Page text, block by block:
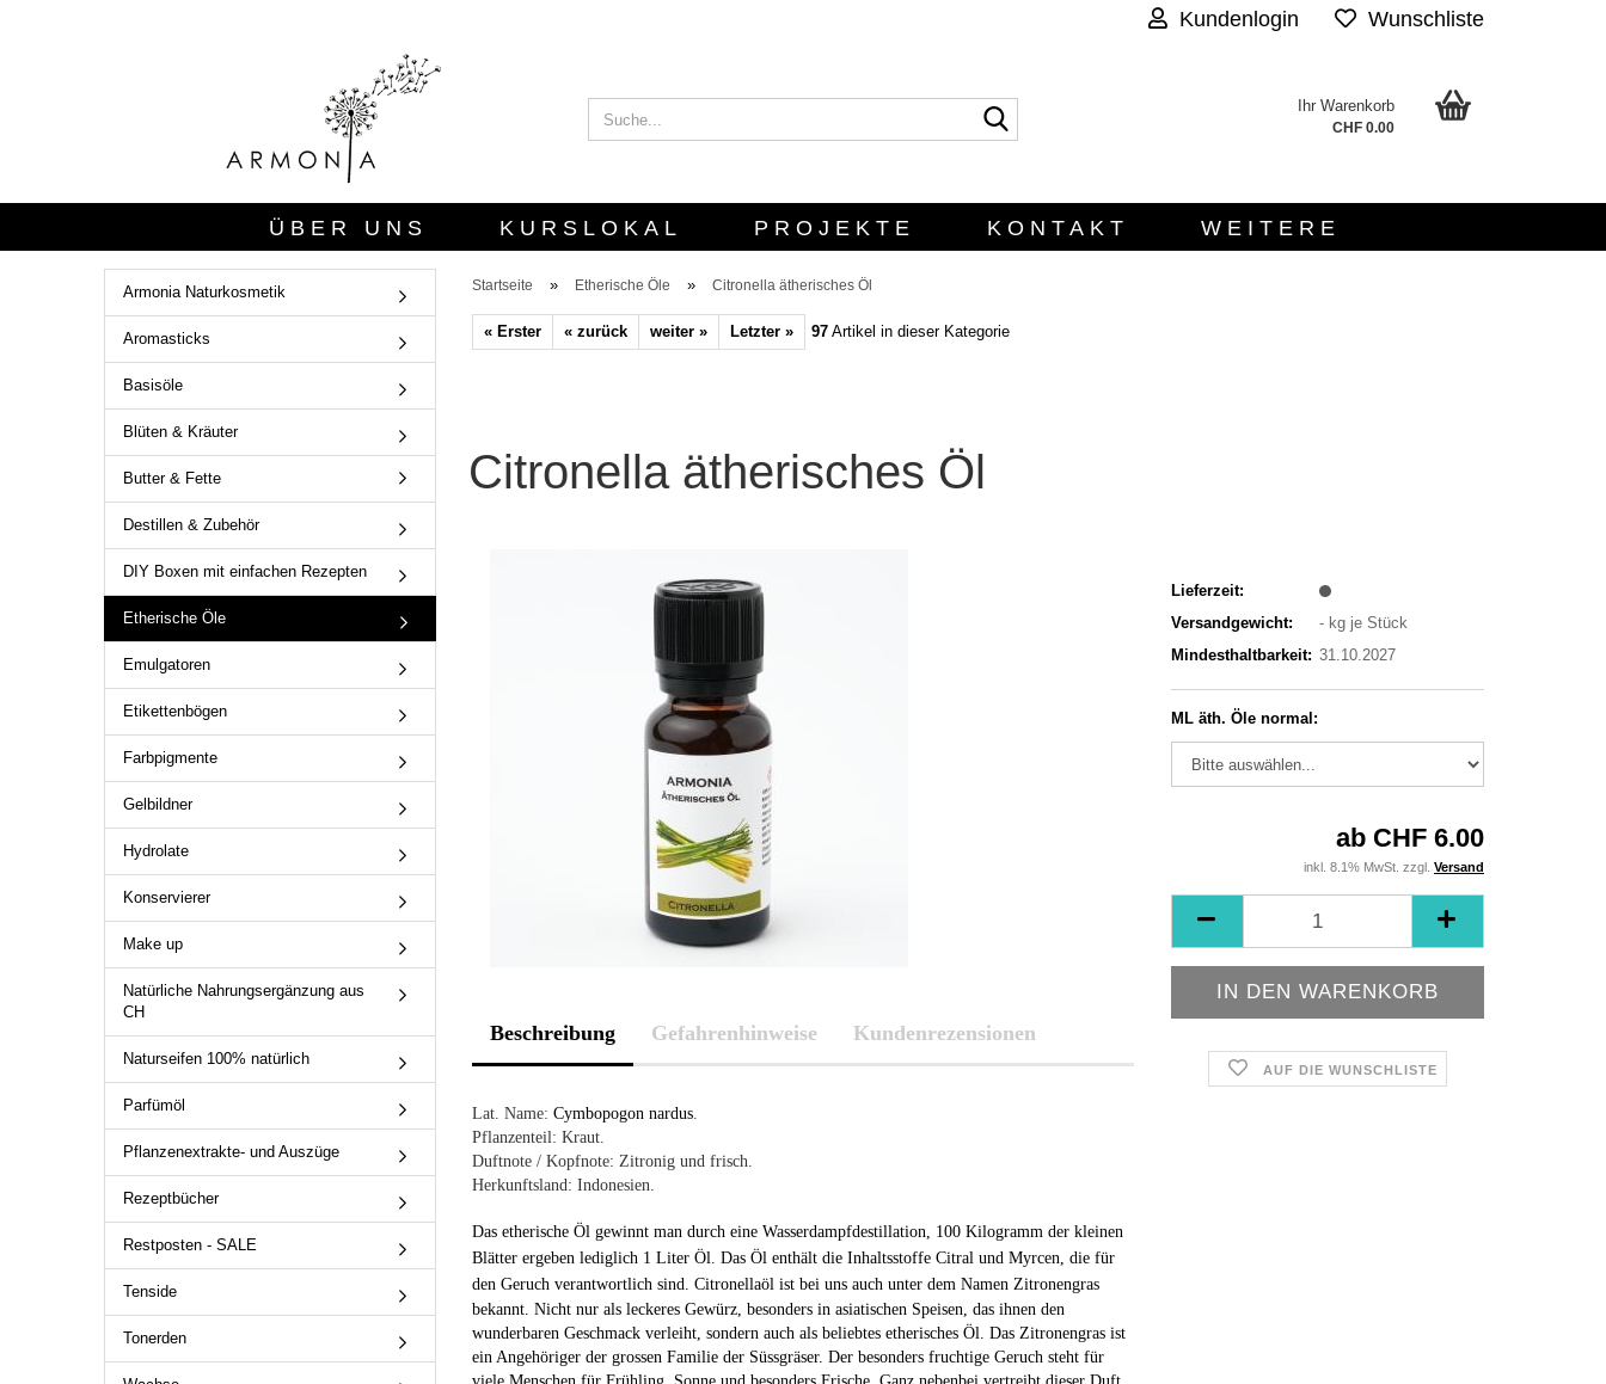
Kundenlogin
E-Mail
Passwort
Wunschliste
Ihr Warenkorb
CHF 0.00
ÜBER UNS KURSLOKAL PROJEKTE KONTAKT WEITERE
Startseite » Etherische Öle » Citronella ätherisches Öl
« Erster « zurück weiter » Letzter » 97Artikel in dieser Kategorie
Citronella ätherisches Öl
Lieferzeit:
Versandgewicht:
-kg je Stück
Mindesthaltbarkeit: 31.10.2027
ML äth. Öle normal:
ab CHF 6.00
inkl. 8.1% MwSt. zzgl. Versand
AUF DIE WUNSCHLISTE
Beschreibung Gefahrenhinweise Kundenrezensionen
Lat. Name: Cymbopogon nardus.
Pflanzenteil: Kraut.
Duftnote / Kopfnote: Zitronig und frisch.
Herkunftsland: Indonesien.
Das etherische Öl gewinnt man durch eine Wasserdampfdestillation, 100 Kilogramm der kleinen
Blätter ergeben lediglich 1 Liter Öl. Das Öl enthält die Inhaltsstoffe Citral und Myrcen, die für
den Geruch verantwortlich sind. Citronellaöl ist bei uns auch unter dem Namen Zitronengras
bekannt. Nicht nur als leckeres Gewürz, besonders in asiatischen Speisen, das ihnen den
wunderbaren Geschmack verleiht, sondern auch als beliebtes etherisches Öl. Das Zitronengras ist
ein Angehöriger der grossen Familie der Süssgräser. Der besonders fruchtige Geruch steht für
Armonia Naturkosmetik
Aromasticks
Basisöle
Blüten & Kräuter
Butter & Fette
Destillen & Zubehör
DIY Boxen mit einfachen Rezepten
Etherische Öle
Emulgatoren
Etikettenbögen
Farbpigmente
Gelbildner
Hydrolate
Konservierer
Make up
Natürliche Nahrungsergänzung aus
CH
Naturseifen 100% natürlich
Parfümöl
Pflanzenextrakte- und Auszüge
Rezeptbücher
Restposten - SALE
Tenside
Tonerden